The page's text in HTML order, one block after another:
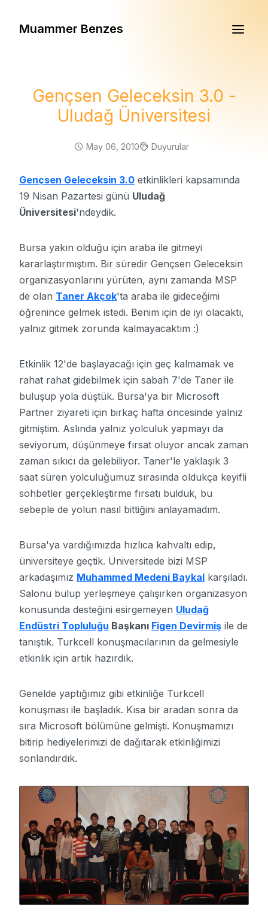
Muammer Benzes
Gençsen Geleceksin 3.0 -
Uludağ Üniversitesi
May 06, 2010 Duyurular
Gençsen Geleceksin 3.0 etkinlikleri kapsamında
19 Nisan Pazartesi günü Uludağ
Üniversitesi'ndeydik.
Bursa yakın olduğu için araba ile gitmeyi
kararlaştırmıştım. Bir süredir Gençsen Geleceksin
organizasyonlarını yürüten, aynı zamanda MSP
de olan Taner Akçok'ta araba ile gideceğimi
öğrenince gelmek istedi. Benim için de iyi olacaktı,
yalnız gitmek zorunda kalmayacaktım :)
Etkinlik 12'de başlayacağı için geç kalmamak ve
rahat rahat gidebilmek için sabah 7'de Taner ile
buluşup yola düştük. Bursa'ya bir Microsoft
Partner ziyareti için birkaç hafta öncesinde yalnız
gitmiştim. Aslında yalnız yolculuk yapmayı da
seviyorum, düşünmeye fırsat oluyor ancak zaman
zaman sıkıcı da gelebiliyor. Taner'le yaklaşık 3
saat süren yolculuğumuz sırasında oldukça keyifli
sohbetler gerçekleştirme fırsatı bulduk, bu
sebeple de yolun nasıl bittiğini anlayamadım.
Bursa'ya vardığımızda hızlıca kahvaltı edip,
üniversiteye geçtik. Üniversitede bizi MSP
arkadaşımız Muhammed Medeni Baykal karşıladı.
Salonu bulup yerleşmeye çalışırken organizasyon
konusunda desteğini esirgemeyen Uludağ
Endüstri Topluluğu Başkanı Figen Devirmiş ile de
tanıştık. Turkcell konuşmacılarının da gelmesiyle
etkinlik için artık hazırdık.
Genelde yaptığımız gibi etkinliğe Turkcell
konuşması ile başladık. Kısa bir aradan sonra da
sıra Microsoft bölümüne gelmişti. Konuşmamızı
bitirip hediyelerimizi de dağıtarak etkinliğimizi
sonlandırdık.